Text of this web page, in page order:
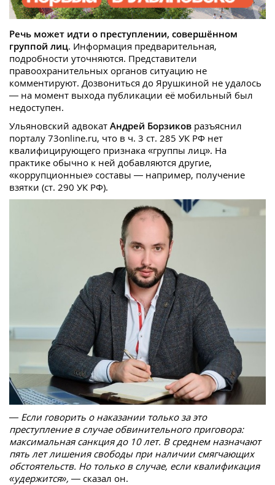
Речь может идти о преступлении, совершённом
группой лиц. Информация предварительная,
подробности уточняются. Представители
правоохранительных органов ситуацию не
комментируют. Дозвониться до Ярушкиной не удалось
— на момент выхода публикации её мобильный был
недоступен.
Ульяновский адвокат Андрей Борзиков разъяснил
порталу 73online.ru, что в ч. 3 ст. 285 УК РФ нет
квалифицирующего признака «группы лиц». На
практике обычно к ней добавляются другие,
«коррупционные» составы — например, получение
взятки (ст. 290 УК РФ).
— Если говорить о наказании только за это
преступление в случае обвинительного приговора:
максимальная санкция до 10 лет. В среднем назначают
пять лет лишения свободы при наличии смягчающих
обстоятельств. Но только в случае, если квалификация
«удержится», — сказал он.